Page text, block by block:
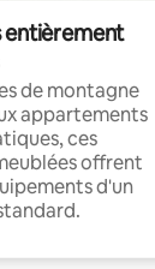
entièrement
de montagne
appartements
ces
offrent
d'un